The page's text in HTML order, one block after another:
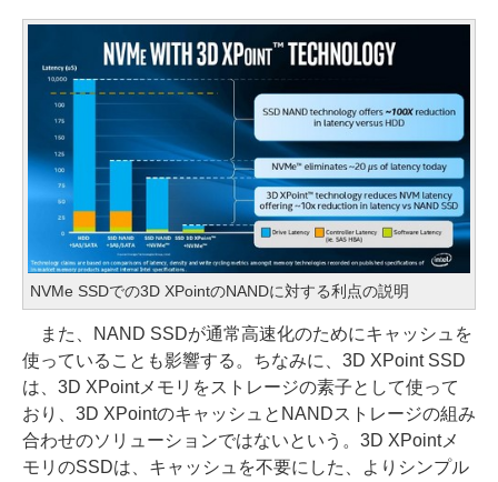
NVMe SSDでの3D XPointのNANDに対する利点の説明
また、NAND SSDが通常高速化のためにキャッシュを
使っていることも影響する。ちなみに、3D XPoint SSD
は、3D XPointメモリをストレージの素子として使って
おり、3D XPointのキャッシュとNANDストレージの組み
合わせのソリューションではないという。3D XPointメ
モリのSSDは、キャッシュを不要にした、よりシンプル